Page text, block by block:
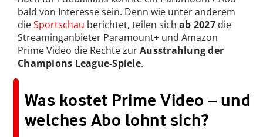
bald von Interesse sein. Denn wie unter anderem
dieSportschau berichtet, teilen sich ab 2027die
Streaminganbieter Paramount+ und Amazon
Prime Video die Rechte zurAusstrahlung der
Champions League-Spiele.
Was kostet Prime Video – und
welches Abo lohnt sich?